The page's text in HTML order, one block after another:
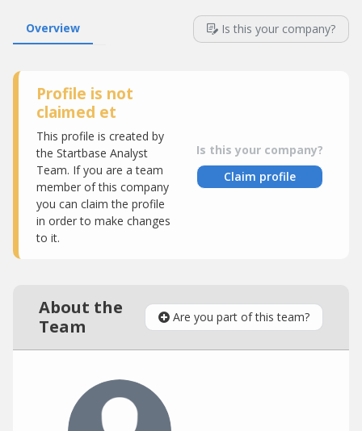
Overview Is this your company?
Profile is not
claimed et
This profile is created by
the Startbase Analyst
Team. If you are a team
member of this company
you can claim the profile
in order to make changes
to it.
Is this your company?
Claim profile
About the
Team
Are you part of this team?